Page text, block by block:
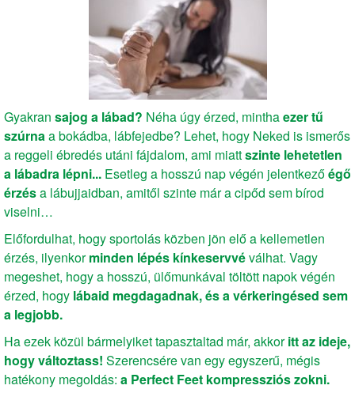
Gyakran sajog a lábad? Néha úgy érzed, minthaezer tű
szúrnaa bokádba, lábfejedbe? Lehet, hogy Neked is ismerős
a reggeli ébredés utáni fájdalom, ami miattszinte lehetetlen
a lábadra lépni... Esetleg a hosszú nap végén jelentkezőégő
érzésa lábujjaidban, amitől szinte már a cipőd sem bírod
viselni…
Előfordulhat, hogy sportolás közben jön elő a kellemetlen
érzés, ilyenkorminden lépés kínkeservvéválhat. Vagy
megeshet, hogy a hosszú, ülőmunkával töltött napok végén
érzed, hogy lábaid megdagadnak, és a vérkeringésed sem
a legjobb.
Ha ezek közül bármelyiket tapasztaltad már, akkoritt az ideje,
hogy változtass! Szerencsére van egy egyszerű, mégis
hatékony megoldás: a Perfect Feet kompressziós zokni.